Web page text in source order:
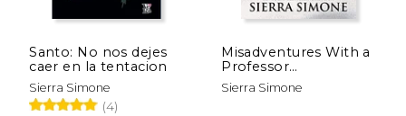
Santo: No nos dejes
caer en la tentacion
Sierra Simone
(4)
Misadventures With a
Professor
(Misadventures Book
15) (en Inglés)
Sierra Simone